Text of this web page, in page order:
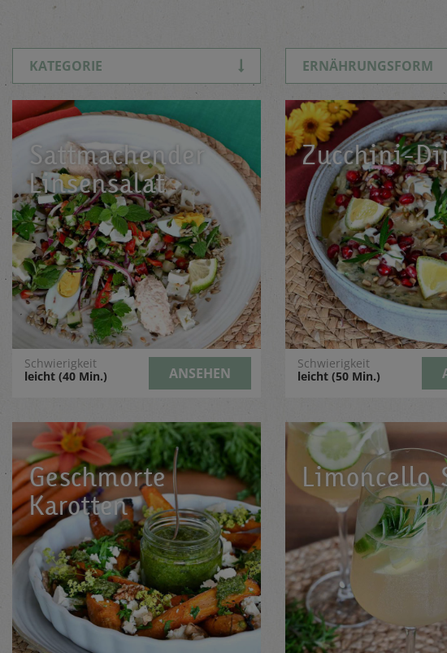
KATEGORIE ERNÄHRUNGSFORM
Sattmachender
Linsensalat
Schwierigkeit
leicht (40 Min.)
ANSEHEN
Zucchini-
Schwierigkeit
leicht (50 Min.)
Geschmorte
Karotten
Limoncello